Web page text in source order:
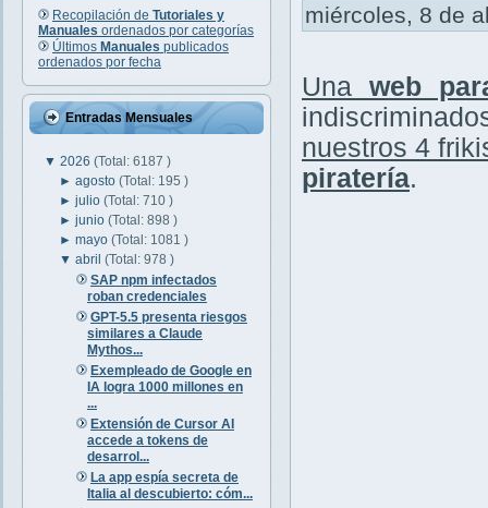
Recopilación de Tutoriales y
Manuales ordenados por categorías
Últimos Manuales publicados
ordenados por fecha
Entradas Mensuales
▼ 2026 (Total: 6187 )
►agosto(Total: 195 )
►julio(Total: 710 )
►junio(Total: 898 )
►mayo(Total: 1081 )
▼abril(Total: 978 )
SAP npm infectados
roban credenciales
GPT-5.5 presenta riesgos
similares a Claude
Mythos...
Exempleado de Google en
IA logra 1000 millones en
...
Extensión de Cursor AI
accede a tokens de
desarrol...
La app espía secreta de
Italia al descubierto: cóm...
miércoles, 8 de
Una web
nuestros 4
piratería.